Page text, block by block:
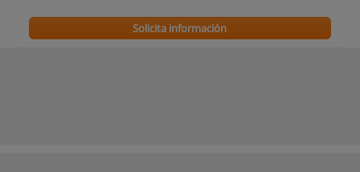
Solicita información